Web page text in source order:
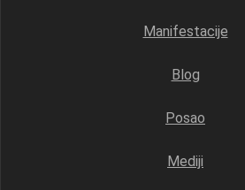
Manifestacije
Blog
Posao
Mediji